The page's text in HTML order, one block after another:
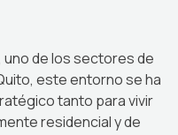
uno de los sectores de
este entorno se ha
tanto para vivir
residencial y de